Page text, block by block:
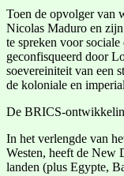
Toen de opvolger van
Nicolas Maduro en
te spreken voor
geconfisqueerd door
soevereiniteit van een
de koloniale en
De BRICS-
In het verlengde van
Westen, heeft de
landen (plus Egypte,